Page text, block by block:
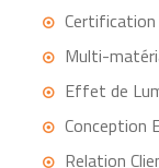
Certification
Multi-
Effet de
Conception
Relation